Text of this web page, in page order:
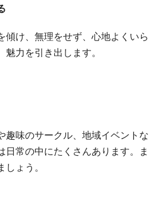
傾け、無理をせず、心地よくいら
力を引き出します。
趣味のサークル、地域イベントな
日常の中にたくさんあります。ま
ょう。